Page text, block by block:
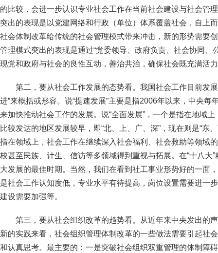
的比较，会进一步认识专业社会工作在当前社会建设与社会管
突出的表现是以党建网络和行政（单位）体系覆盖社会，自上
社会体制改革给传统的社会管理模式带来冲击，新的形势需要
管理模式突出的表现是通过“党委领导、政府负责、社会协同、
现党和政府与社会的良性互动，善治共治，确保社会既充满活
第二，要从社会工作发展的态势看。我国社会工作目前发
进”来概括或形容。说“提速发展”主要是指2006年以来，中央每
来加快推动社会工作的发展。说“全面发展”，一个是指在地域
比较发达的地区发展较早，即“北、上、广、深”，现在则是“东
指在领域上，社会工作在继续深入社会福利、社会救助等领域
校甚至民族、计生、信访等多领域得到重视与拓展。在“十八大
大发展的最佳时期。当然，我们在看到社工事业形势好的一面
是社会工作认知度低，专业水平有待提高，岗位设置需要进一
建设需要加强等。
第三，要从社会组织改革的趋势看。从近年来中央发出的
新的实践来看，社会组织管理体制改革的一些做法需要引起社
和认真思考。最主要的：一是突破社会组织双重管理的体制障